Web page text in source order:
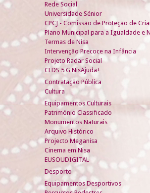
Rede Social
Universidade Sénior
CPCJ - Comissão de Proteção de
Plano Municipal para a Igualdade e
Termas de Nisa
Intervenção Precoce na Infância
Projeto Radar Social
CLDS 5 G NisAjuda+
Contratação Pública
Cultura
Equipamentos Culturais
Património Classificado
Monumentos Naturais
Arquivo Histórico
Projecto Meganisa
Cinema em Nisa
EUSOUDIGITAL
Desporto
Equipamentos Desportivos